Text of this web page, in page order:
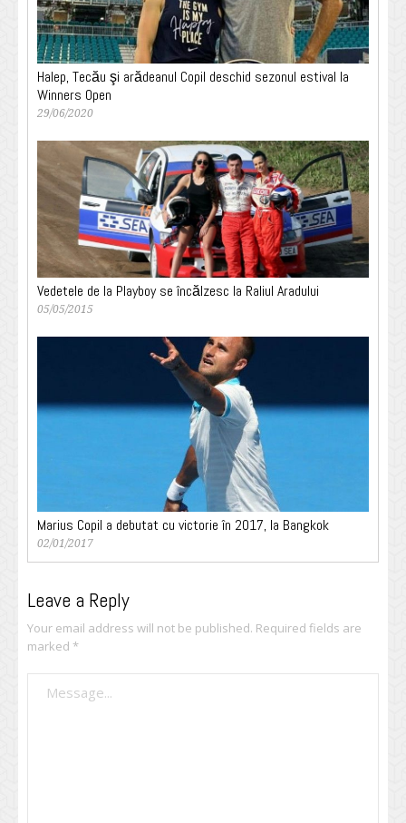
Halep, Tecău şi arădeanul Copil deschid sezonul estival la
Winners Open
29/06/2020
Vedetele de la Playboy se încălzesc la Raliul Aradului
05/05/2015
Marius Copil a debutat cu victorie în 2017, la Bangkok
02/01/2017
Leave a Reply
Your email address will not be published. Required fields are
marked *